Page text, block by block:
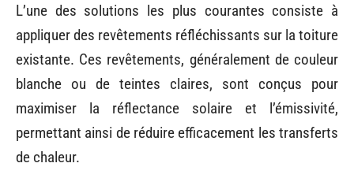
L’une des solutions les plus courantes consiste à
appliquer des revêtements réfléchissants sur la toiture
existante. Ces revêtements, généralement de couleur
blanche ou de teintes claires, sont conçus pour
maximiser la réflectance solaire et l’émissivité,
permettant ainsi de réduire efficacement les transferts
de chaleur.